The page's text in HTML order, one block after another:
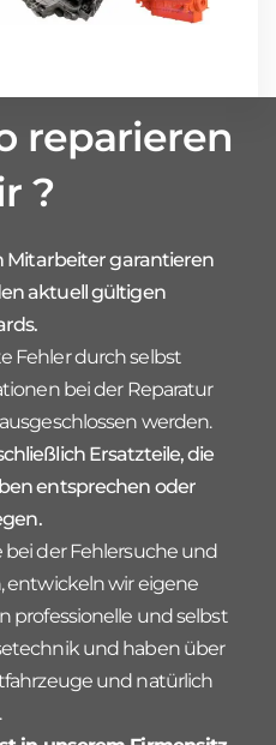
reparieren
?
Mitarbeiter garantieren
aktuell gültigen
Fehler durch selbst
bei der Reparatur
werden.
Ersatzteile, die
entsprechen oder
der Fehlersuche und
entwickeln wir eigene
professionelle und selbst
und haben über
und natürlich